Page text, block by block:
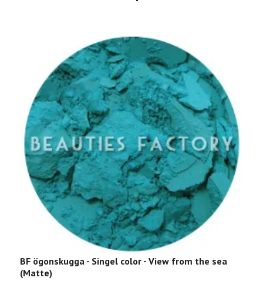
BF ögonskugga - Singel color - View from the sea
(Matte)